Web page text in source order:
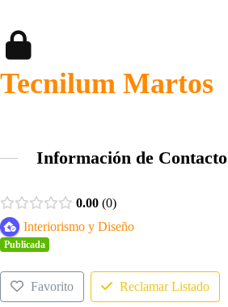
Tecnilum Martos
Información de Contacto
0.00 0
Interiorismo y Diseño
Publicada
Favorito Reclamar Listado